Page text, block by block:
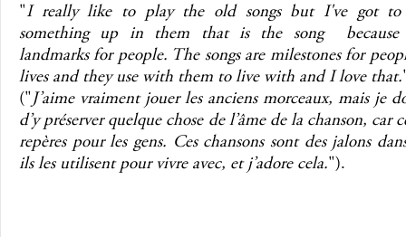
"I really like to play the old songs but I've got to
something up in them that is the song because
landmarks for people. The songs are milestones for
lives and they use with them to live with and I love that.
("J’aime vraiment jouer les anciens morceaux, mais je
d’y préserver quelque chose de l’âme de la chanson, car
repères pour les gens. Ces chansons sont des jalons
ils les utilisent pour vivre avec, et j’adore cela.").